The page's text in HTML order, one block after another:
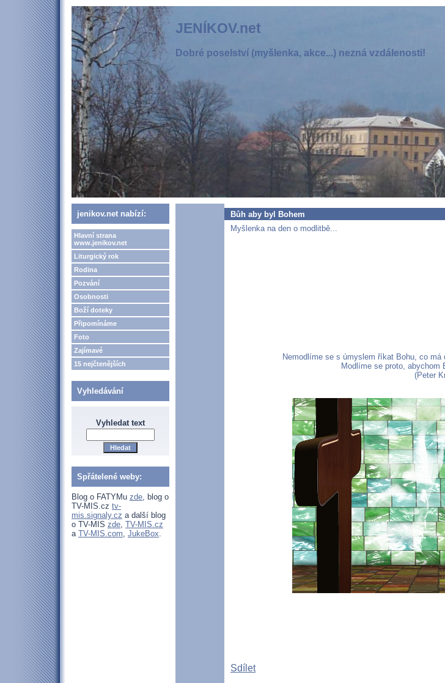
JENÍKOV.net
Dobré poselství (myšlenka, akce...) nezná vzdálenosti!
jenikov.net nabízí:
Hlavní strana
www.jenikov.net
Liturgický rok
Rodina
Pozvání
Osobnosti
Boží doteky
Připomínáme
Foto
Zajímavé
15 nejčtenějších
Vyhledávání
Vyhledat text
Spřátelené weby:
Blog o FATYMu zde, blog o
TV-MIS.cz tv-
mis.signaly.cz a další blog
o TV-MIS zde, TV-MIS.cz
a TV-MIS.com, JukeBox.
Bůh aby byl Bohem
Myšlenka na den o modlitbě...
Nemodlíme se s úmyslem říkat Bohu, co
Modlíme se proto, abychom
(Peter
Sdílet